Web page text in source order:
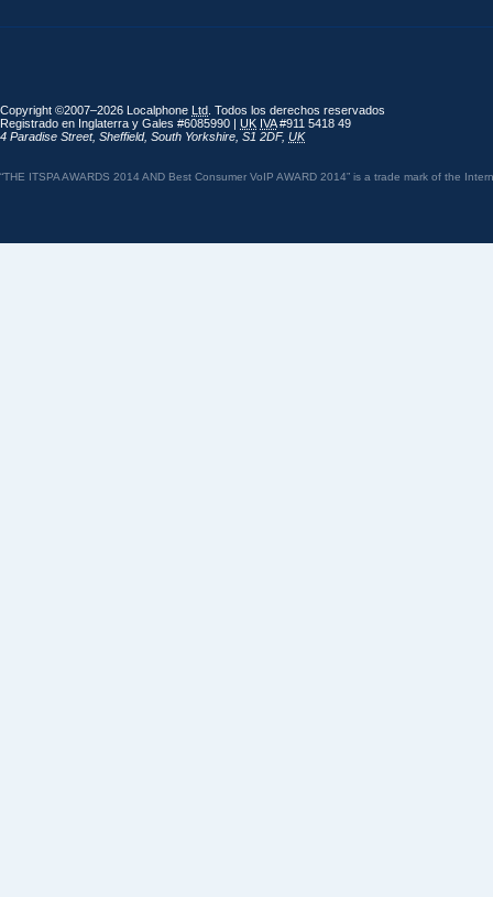
Copyright ©2007–2026 Localphone Ltd . Todos los derechos reservados
Registrado en Inglaterra y Gales #6085990 | UK IVA#911 5418 49
4 Paradise Street, Sheffield, South Yorkshire S1 2DF, UK
“THE ITSPA AWARDS 2014 AND Best Consumer VoIP AWARD 2014” is a trade mark of the